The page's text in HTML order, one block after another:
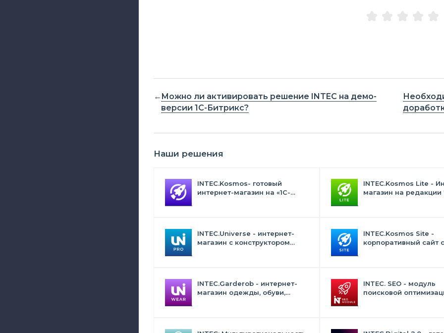
Можно ли активировать решение INTEC на демо-
версии 1С-Битрикс?
Наши решения
INTEC.Kosmos- готовый
интернет-магазин на «1С-
INTEC.Kosmos Lite -
магазин на редакции
INTEC.Universe - интернет-
магазин с конструктором
INTEC.Kosmos Site -
корпоративный сайт с
INTEC.Garderob - интернет-
магазин одежды, обуви,
INTEC. SEO - модуль
поисковой